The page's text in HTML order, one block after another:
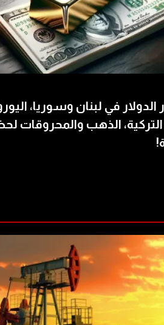
في لبنان وسوريا،
التركية، الذهب والمحروقات